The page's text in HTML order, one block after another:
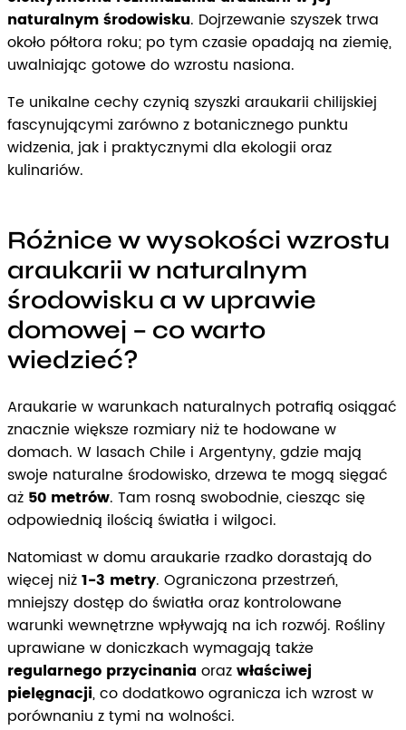
naturalnym środowisku. Dojrzewanie szyszek trwa
około półtora roku; po tym czasie opadają na ziemię,
uwalniając gotowe do wzrostu nasiona.
Te unikalne cechy czynią szyszki araukarii chilijskiej
fascynującymi zarówno z botanicznego punktu
widzenia, jak i praktycznymi dla ekologii oraz
kulinariów.
Różnice w wysokości wzrostu
araukarii w naturalnym
środowisku a w uprawie
domowej – co warto
wiedzieć?
Araukarie w warunkach naturalnych potrafią osiągać
znacznie większe rozmiary niż te hodowane w
domach. W lasach Chile i Argentyny, gdzie mają
swoje naturalne środowisko, drzewa te mogą sięgać
aż 50 metrów. Tam rosną swobodnie, ciesząc się
odpowiednią ilością światła i wilgoci.
Natomiast w domu araukarie rzadko dorastają do
więcej niż1-3 metry. Ograniczona przestrzeń,
mniejszy dostęp do światła oraz kontrolowane
warunki wewnętrzne wpływają na ich rozwój. Rośliny
uprawiane w doniczkach wymagają także
regularnego przycinania orazwłaściwej
pielęgnacji, co dodatkowo ogranicza ich wzrost w
porównaniu z tymi na wolności.